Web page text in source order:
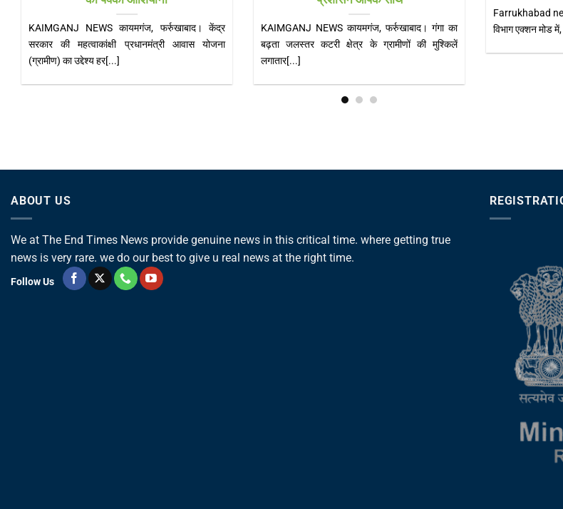
केंद्र
आवास योजना
KAIMGANJ NEWS कायमगंज, फर्रुखाबाद। गंगा का
बढ़ता जलस्तर कटरी क्षेत्र के ग्रामीणों की मुश्किलें
लगातार[...]
Farrukhabad news डीएम के निरीक्षण के बाद स्वास्थ्य
विभाग एक्शन मोड में, संक्रामक रोगों पर[...]
ABOUT US
We at The End Times News provide genuine news in this critical time. where getting true
news is very rare. we do our best to give u real news at the right time.
Follow Us